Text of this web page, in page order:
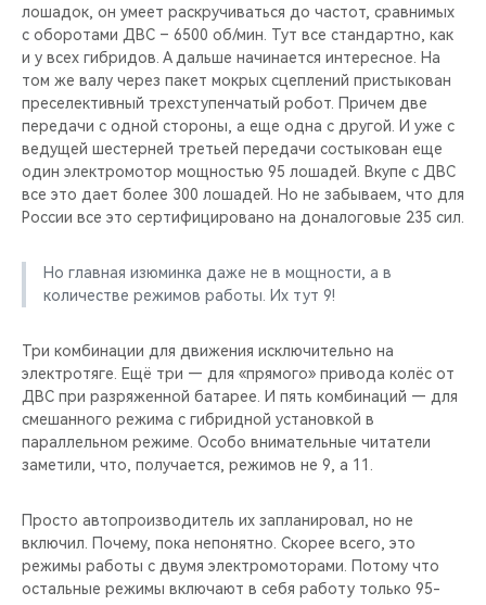
лошадок, он умеет раскручиваться до частот, сравнимых
с оборотами ДВС – 6500 об/мин. Тут все стандартно, как
и у всех гибридов. А дальше начинается интересное. На
том же валу через пакет мокрых сцеплений пристыкован
преселективный трехступенчатый робот. Причем две
передачи с одной стороны, а еще одна с другой. И уже с
ведущей шестерней третьей передачи состыкован еще
один электромотор мощностью 95 лошадей. Вкупе с ДВС
все это дает более 300 лошадей. Но не забываем, что для
России все это сертифицировано на доналоговые 235 сил.
Но главная изюминка даже не в мощности, а в
количестве режимов работы. Их тут 9!
Три комбинации для движения исключительно на
электротяге. Ещё три — для «прямого» привода колёс от
ДВС при разряженной батарее. И пять комбинаций — для
смешанного режима с гибридной установкой в
параллельном режиме. Особо внимательные читатели
заметили, что, получается, режимов не 9, а 11.
Просто автопроизводитель их запланировал, но не
включил. Почему, пока непонятно. Скорее всего, это
режимы работы с двумя электромоторами. Потому что
остальные режимы включают в себя работу только 95-